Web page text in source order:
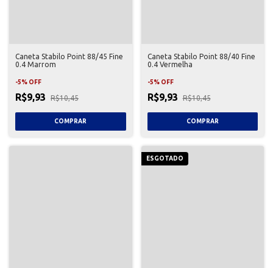
Caneta Stabilo Point 88/45 Fine
0.4 Marrom
-5% OFF
R$9,93 R$10,45
Caneta Stabilo Point 88/40 Fine
0.4 Vermelha
-5% OFF
R$9,93 R$10,45
ESGOTADO